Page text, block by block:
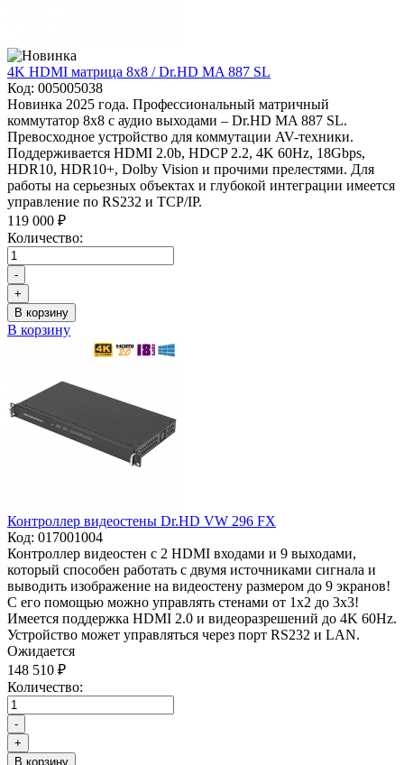
4K HDMI матрица 8x8 / Dr.HD MA 887 SL
Код: 005005038
Новинка 2025 года. Профессиональный матричный
коммутатор 8x8 с аудио выходами – Dr.HD MA 887 SL.
Превосходное устройство для коммутации AV-техники.
Поддерживается HDMI 2.0b, HDCP 2.2, 4K 60Hz, 18Gbps,
HDR10, HDR10+, Dolby Vision и прочими прелестями. Для
работы на серьезных объектах и глубокой интеграции имеется
управление по RS232 и TCP/IP.
119 000 ₽
Количество:
-
+
В корзину
В корзину
Контроллер видеостены Dr.HD VW 296 FX
Код: 017001004
Контроллер видеостен с 2 HDMI входами и 9 выходами,
который способен работать с двумя источниками сигнала и
выводить изображение на видеостену размером до 9 экранов!
С его помощью можно управлять стенами от 1x2 до 3x3!
Имеется поддержка HDMI 2.0 и видеоразрешений до 4K 60Hz.
Устройство может управляться через порт RS232 и LAN.
Ожидается
148 510 ₽
Количество:
-
+
В корзину